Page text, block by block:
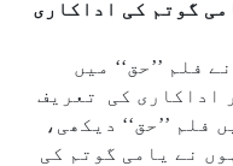
گوتم کی اداکاری
فلم ’’حق‘‘ میں
اداکاری کی تعریف
’’حق‘‘ دیکھی،
نے یامی گوتم کی